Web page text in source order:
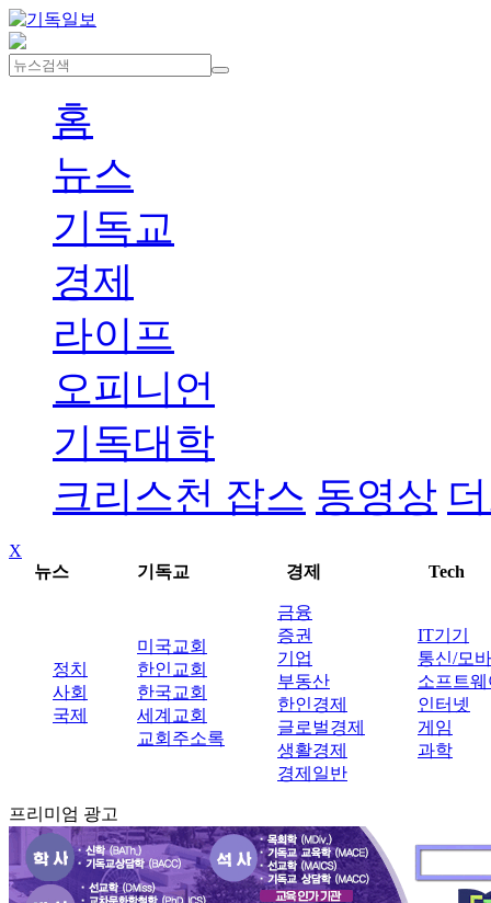
홈
뉴스
기독교
경제
라이프
오피니언
기독대학
크리스천 잡스 동영상
X
뉴스
기독교 경제 Tech
정치
사회
국제
미국교회
한인교회
한국교회
세계교회
교회주소록
금융
증권
기업
부동산
한인경제
글로벌경제
생활경제
경제일반
IT기기
통신/모
소프트웨
인터넷
게임
과학
프리미엄 광고